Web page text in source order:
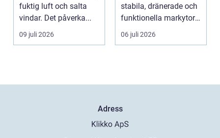
fuktig luft och salta
vindar. Det påverka...
09 juli 2026
stabila, dränerade och
funktionella markytor
som kl...
06 juli 2026
Adress